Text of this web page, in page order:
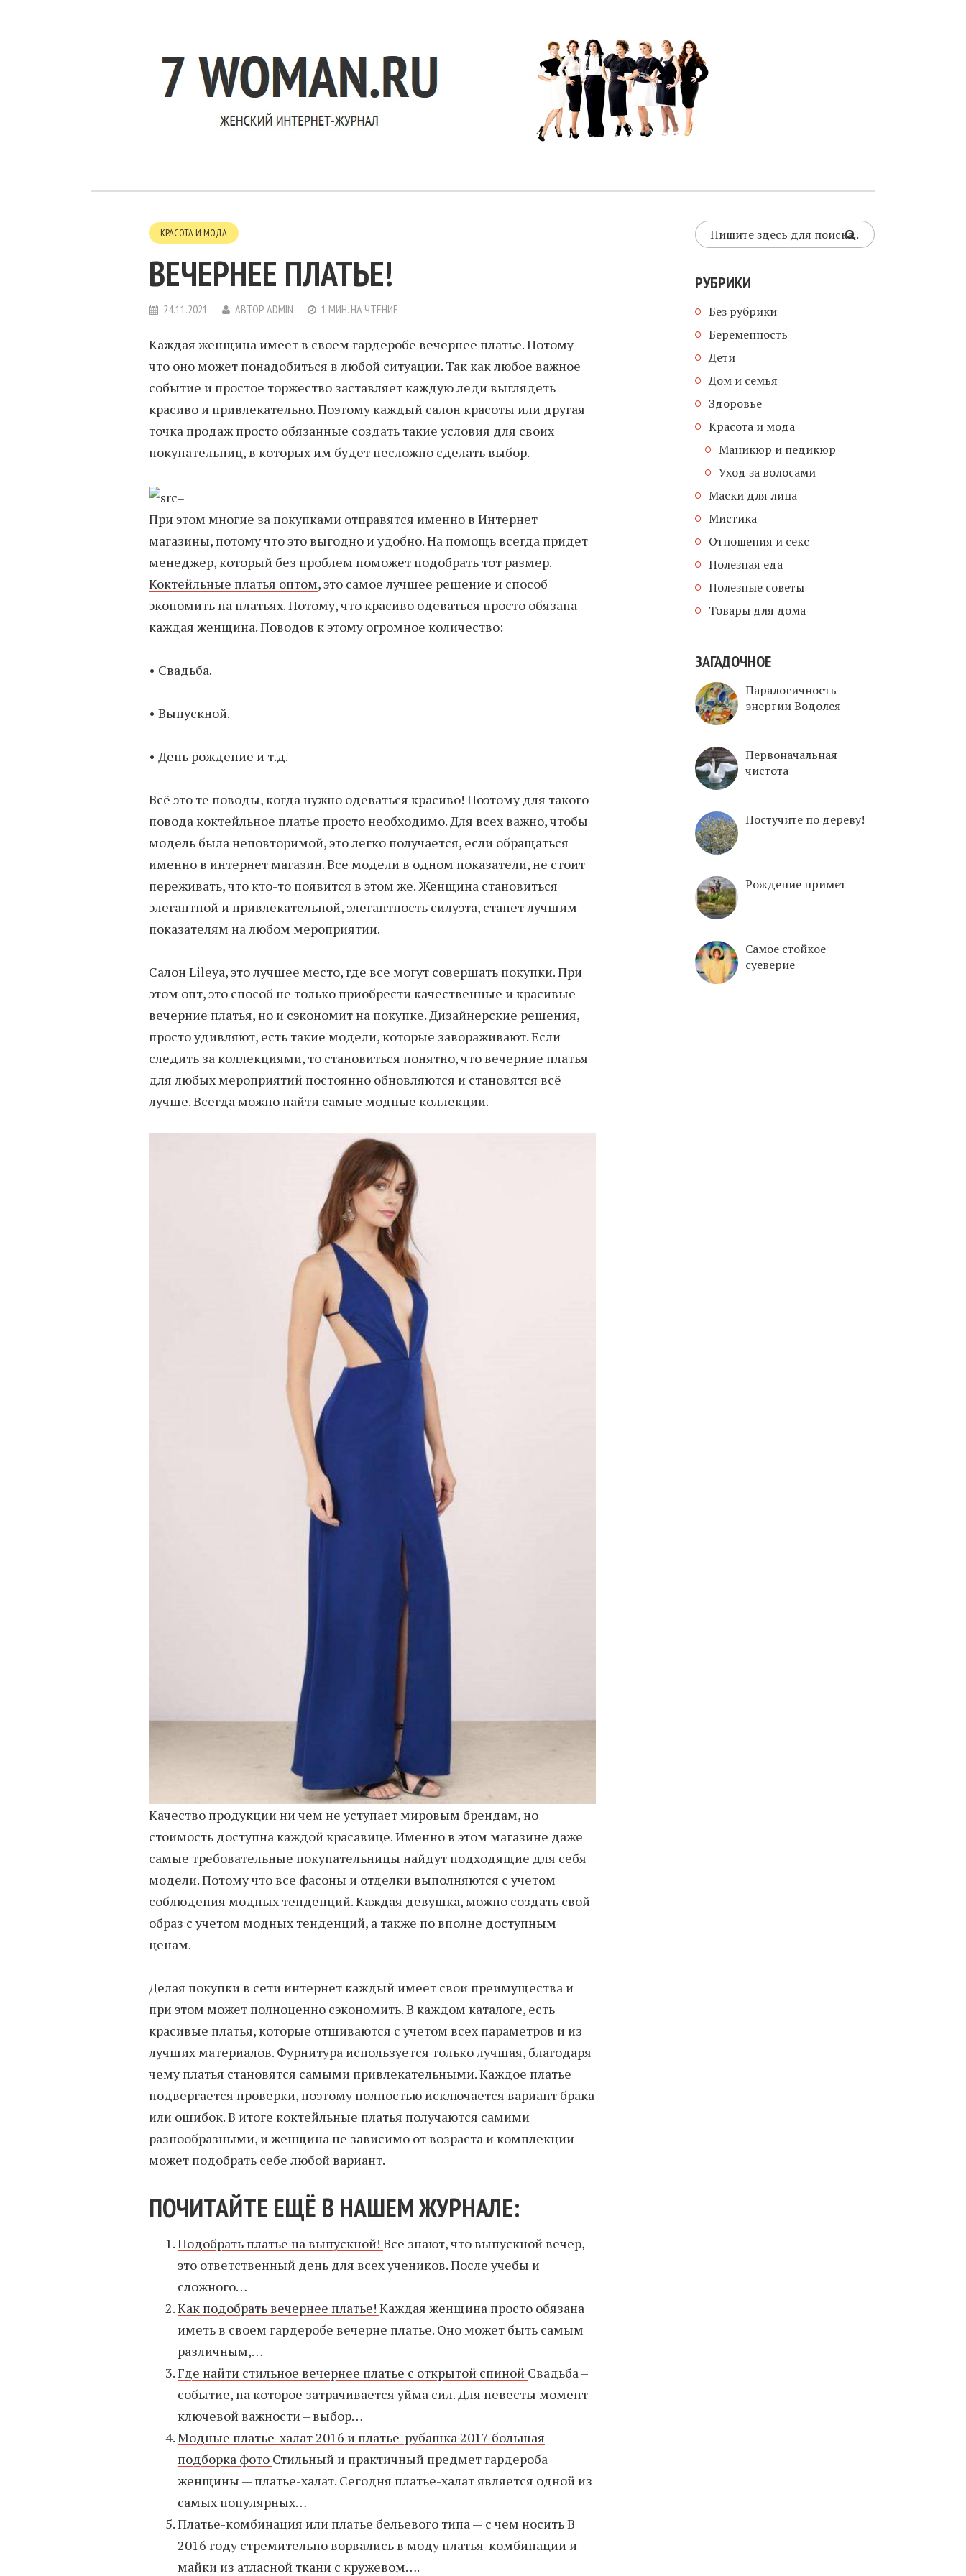
КРАСОТА И МОДА
ВЕЧЕРНЕЕ ПЛАТЬЕ!
24.11.2021 АВТОР ADMIN 1 МИН. НА ЧТЕНИЕ
Каждая женщина имеет в своем гардеробе вечернее платье. Потому
что оно может понадобиться в любой ситуации. Так как любое важное
событие и простое торжество заставляет каждую леди выглядеть
красиво и привлекательно. Поэтому каждый салон красоты или другая
точка продаж просто обязанные создать такие условия для своих
покупательниц, в которых им будет несложно сделать выбор.
При этом многие за покупками отправятся именно в Интернет
магазины, потому что это выгодно и удобно. На помощь всегда придет
менеджер, который без проблем поможет подобрать тот размер.
Коктейльные платья оптом, это самое лучшее решение и способ
экономить на платьях. Потому, что красиво одеваться просто обязана
каждая женщина. Поводов к этому огромное количество:
• Свадьба.
• Выпускной.
• День рождение и т.д.
Всё это те поводы, когда нужно одеваться красиво! Поэтому для такого
повода коктейльное платье просто необходимо. Для всех важно, чтобы
модель была неповторимой, это легко получается, если обращаться
именно в интернет магазин. Все модели в одном показатели, не стоит
переживать, что кто-то появится в этом же. Женщина становиться
элегантной и привлекательной, элегантность силуэта, станет лучшим
показателям на любом мероприятии.
Салон Lileya, это лучшее место, где все могут совершать покупки. При
этом опт, это способ не только приобрести качественные и красивые
вечерние платья, но и сэкономит на покупке. Дизайнерские решения,
просто удивляют, есть такие модели, которые завораживают. Если
следить за коллекциями, то становиться понятно, что вечерние платья
для любых мероприятий постоянно обновляются и становятся всё
лучше. Всегда можно найти самые модные коллекции.
Качество продукции ни чем не уступает мировым брендам, но
стоимость доступна каждой красавице. Именно в этом магазине даже
самые требовательные покупательницы найдут подходящие для себя
модели. Потому что все фасоны и отделки выполняются с учетом
соблюдения модных тенденций. Каждая девушка, можно создать свой
образ с учетом модных тенденций, а также по вполне доступным
ценам.
Делая покупки в сети интернет каждый имеет свои преимущества и
при этом может полноценно сэкономить. В каждом каталоге, есть
красивые платья, которые отшиваются с учетом всех параметров и из
лучших материалов. Фурнитура используется только лучшая, благодаря
чему платья становятся самыми привлекательными. Каждое платье
подвергается проверки, поэтому полностью исключается вариант брака
или ошибок. В итоге коктейльные платья получаются самими
разнообразными, и женщина не зависимо от возраста и комплекции
может подобрать себе любой вариант.
ПОЧИТАЙТЕ ЕЩЁ В НАШЕМ ЖУРНАЛЕ:
Подобрать платье на выпускной! Все знают, что выпускной вечер,
это ответственный день для всех учеников. После учебы и
сложного…
Как подобрать вечернее платье! Каждая женщина просто обязана
иметь в своем гардеробе вечерне платье. Оно может быть самым
различным,…
Где найти стильное вечернее платье с открытой спиной Свадьба –
событие, на которое затрачивается уйма сил. Для невесты момент
ключевой важности – выбор…
Модные платье-халат 2016 и платье-рубашка 2017 большая
подборка фото Стильный и практичный предмет гардероба
женщины — платье-халат. Сегодня платье-халат является одной из
самых популярных…
Платье-комбинация или платье бельевого типа — с чем носитьВ
2016 году стремительно ворвались в моду платья-комбинации и
майки из атласной ткани с кружевом….
РУБРИКИ
Без рубрики
Беременность
Дети
Дом и семья
Здоровье
Красота и мода
Маникюр и педикюр
Уход за волосами
Маски для лица
Мистика
Отношения и секс
Полезная еда
Полезные советы
Товары для дома
ЗАГАДОЧНОЕ
Паралогичность
энергии Водолея
Первоначальная
чистота
Постучите по дереву!
Рождение примет
Самое стойкое
суеверие